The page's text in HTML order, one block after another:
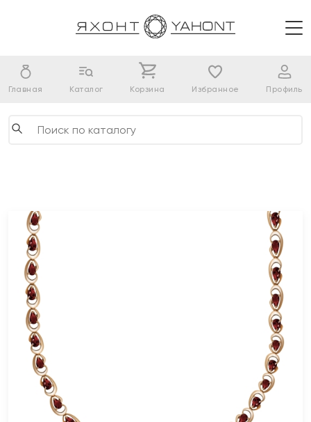
Главная Каталог Корзина Избранное Профиль